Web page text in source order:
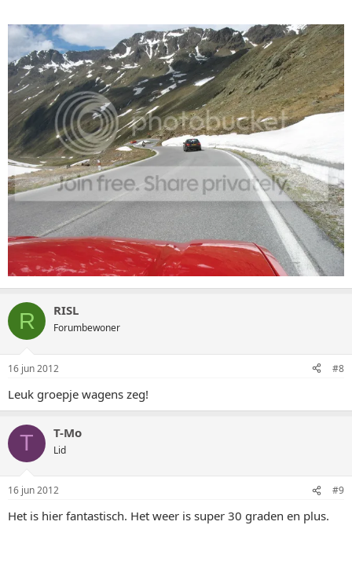
R RISL
Forumbewoner
16 jun 2012 #8
Leuk groepje wagens zeg!
T T-Mo
Lid
16 jun 2012 #9
Het is hier fantastisch. Het weer is super 30 graden en plus.